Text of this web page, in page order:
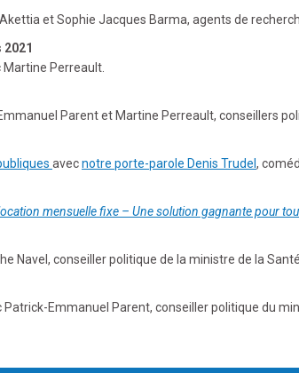
et Sophie Jacques Barma, agents de
Martine Perreault.
Parent et Martine Perreault, conseillers
avecnotre porte-parole Denis Trudel ,
mensuelle fixe – Une solution gagnante pour
Navel, conseiller politique de la ministre de la
Emmanuel Parent, conseiller politique du